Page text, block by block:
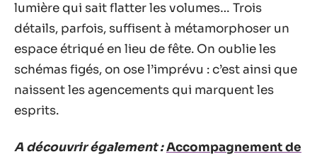
lumière qui sait flatter les volumes… Trois
détails, parfois, suffisent à métamorphoser un
espace étriqué en lieu de fête. On oublie les
schémas figés, on ose l’imprévu : c’est ainsi que
naissent les agencements qui marquent les
esprits.
A découvrir également :Accompagnement de